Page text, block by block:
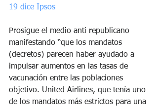
19 dice Ipsos
Prosigue el medio anti republicano
manifestando “que los mandatos
(decretos) parecen haber ayudado a
impulsar aumentos en las tasas de
vacunación entre las poblaciones
objetivo. United Airlines, que tenía uno
de los mandatos más estrictos para una